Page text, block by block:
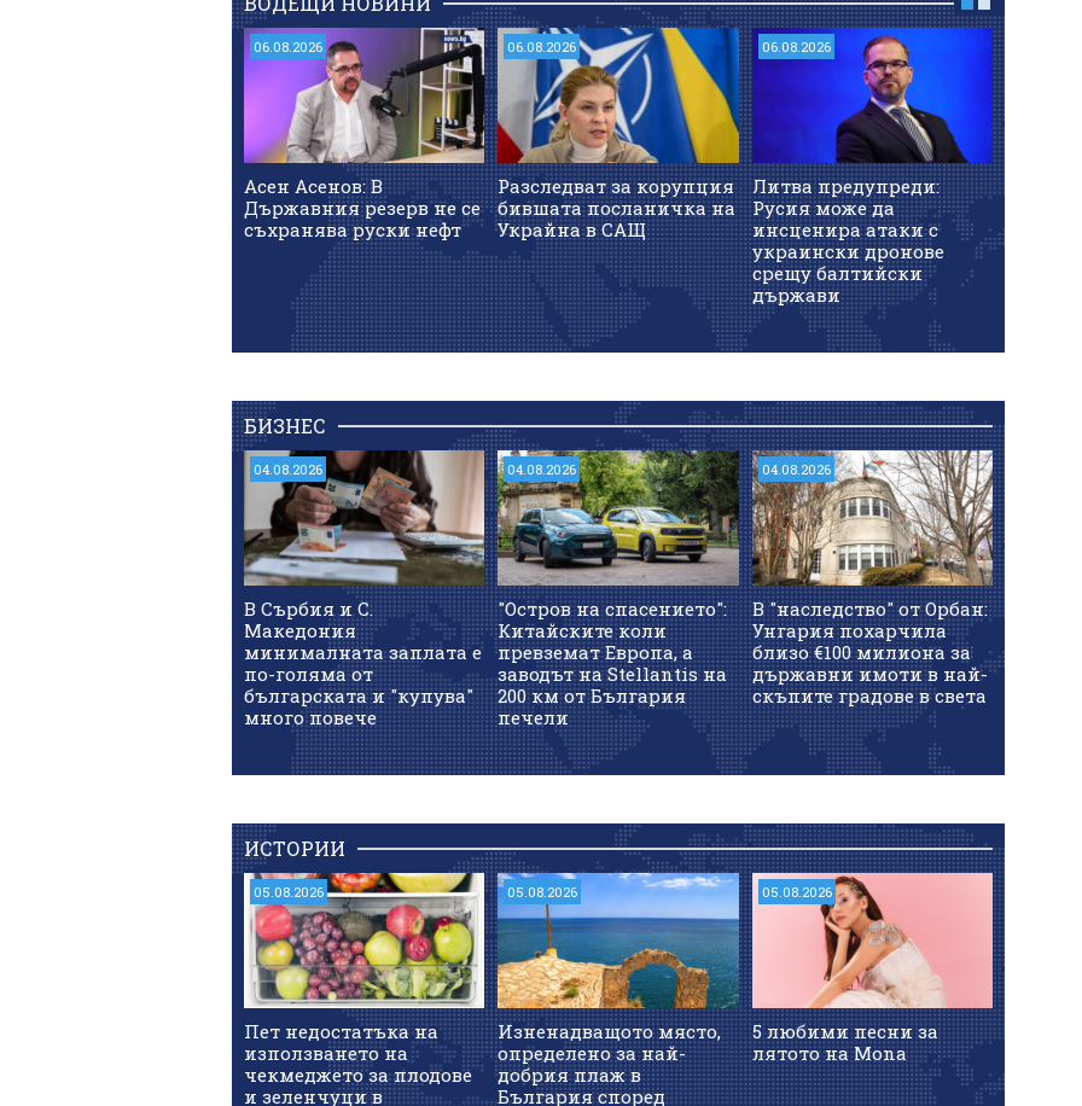
06.08.2026
Асен Асенов: В
Държавния резерв не се
съхранява руски нефт
06.08.2026
Разследват за корупция
бившата посланичка на
Украйна в САЩ
06.08.2026
Литва предупреди:
Русия може да
инсценира атаки с
украински дронове
срещу балтийски
държави
БИЗНЕС
04.08.2026
В Сърбия и С.
Македония
минималната заплата е
по-голяма от
българската и "купува"
много повече
04.08.2026
"Остров на спасението":
Китайските коли
превземат Европа, а
заводът на Stellantis на
200 км от България
печели
04.08.2026
В "наследство" от Орбан:
Унгария похарчила
близо €100 милиона за
държавни имоти в най-
скъпите градове в света
ИСТОРИИ
05.08.2026
Пет недостатъка на
използването на
чекмеджето за плодове
и зеленчуци в
05.08.2026
Изненадващото място,
определено за най-
добрия плаж в
България според
05.08.2026
5 любими песни за
лятото на Mona